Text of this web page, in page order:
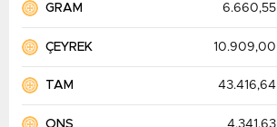
GRAM 6.660,55
ÇEYREK 10.909,00
TAM 43.416,64
ONS 4.341,63